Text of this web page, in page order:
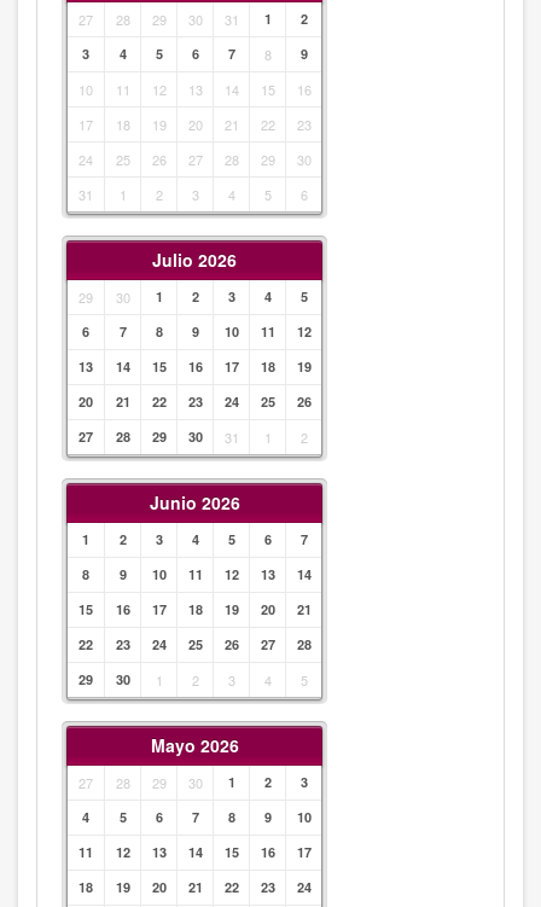
27 28 29 30 31 1
2
3
4 5 6 7 8 9
10 11 12 13 14 15
16
17
18 19 20 21 22
23
24
25 26 27 28 29
30
31
1 2 3 4 5 6
Julio 2026
29 30 1 2 3 4
5
6
7 8 9 10 11
12
13
14 15 16 17 18
19
20
21 22 23 24 25
26
27
28 29 30 31 1 2
Junio 2026
1 2 3 4 5 6
7
8
9 10 11 12 13
14
15
16 17 18 19 20
21
22
23 24 25 26 27
28
29
30 1 2 3 4 5
Mayo 2026
27 28 29 30 1 2
3
4
5 6 7 8 9
10
11
12 13 14 15 16
17
18
19 20 21 22 23
24